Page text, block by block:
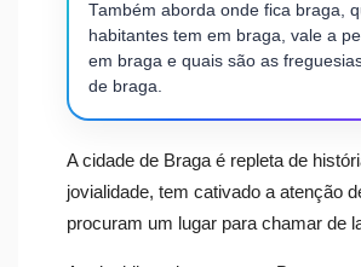
Também aborda onde fica braga,
habitantes tem em braga, vale a
em braga e quais são as
de braga.
A cidade de Braga é repleta de
jovialidade, tem cativado a atenção
procuram um lugar para chamar de